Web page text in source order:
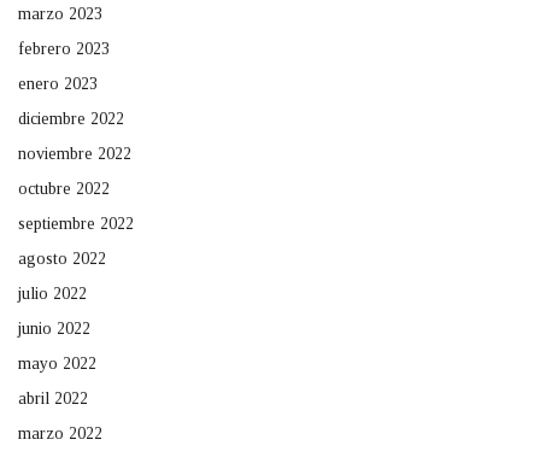
marzo 2023
febrero 2023
enero 2023
diciembre 2022
noviembre 2022
octubre 2022
septiembre 2022
agosto 2022
julio 2022
junio 2022
mayo 2022
abril 2022
marzo 2022